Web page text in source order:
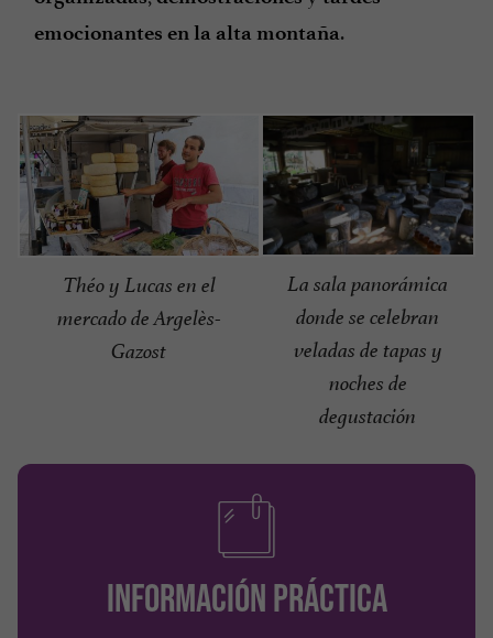
emocionantes en la alta montaña.
Théo y Lucas en el
mercado de Argelès-
Gazost
La sala panorámica
donde se celebran
veladas de tapas y
noches de
degustación
INFORMACIÓN PRÁCTICA